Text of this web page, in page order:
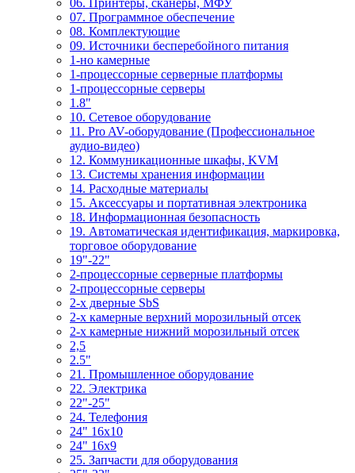
07. Программное обеспечение
08. Комплектующие
09. Источники бесперебойного питания
1-но камерные
1-процессорные серверные платформы
1-процессорные серверы
1.8"
10. Сетевое оборудование
11. Pro AV-оборудование (Профессиональное
аудио-видео)
12. Коммуникационные шкафы, KVM
13. Системы хранения информации
14. Расходные материалы
15. Аксессуары и портативная электроника
18. Информационная безопасность
19. Автоматическая идентификация, маркировка,
торговое оборудование
19"-22"
2-процессорные серверные платформы
2-процессорные серверы
2-х дверные SbS
2-х камерные верхний морозильный отсек
2-х камерные нижний морозильный отсек
2,5
2.5"
21. Промышленное оборудование
22. Электрика
22"-25"
24. Телефония
24" 16x10
24" 16x9
25. Запчасти для оборудования